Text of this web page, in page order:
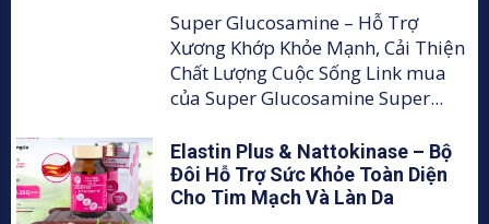
Super Glucosamine – Hỗ Trợ
Xương Khớp Khỏe Mạnh, Cải Thiện
Chất Lượng Cuộc Sống Link mua
của Super Glucosamine Super...
Elastin Plus & Nattokinase – Bộ
Đôi Hỗ Trợ Sức Khỏe Toàn Diện
Cho Tim Mạch Và Làn Da